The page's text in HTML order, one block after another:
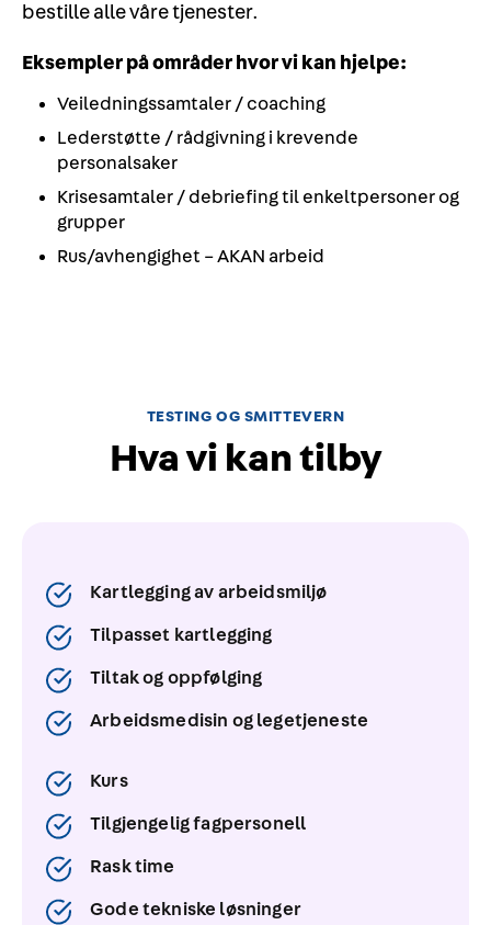
bestille alle våre tjenester.
Eksempler på områder hvor vi kan hjelpe:
Veiledningssamtaler / coaching
Lederstøtte / rådgivning i krevende
personalsaker
Krisesamtaler / debriefing til enkeltpersoner og
grupper
Rus/avhengighet – AKAN arbeid
TESTING OG SMITTEVERN
Hva vi kan tilby
Kartlegging av arbeidsmiljø
Tilpasset kartlegging
Tiltak og oppfølging
Arbeidsmedisin og legetjeneste
Kurs
Tilgjengelig fagpersonell
Rask time
Gode tekniske løsninger